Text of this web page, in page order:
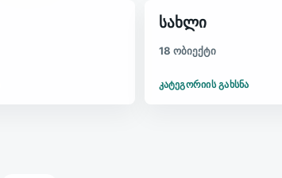
სახლი
18 ობიექტი
ᲙᲐᲢᲔᲒᲝᲠᲘᲘᲡ ᲒᲐᲮᲡᲜᲐ